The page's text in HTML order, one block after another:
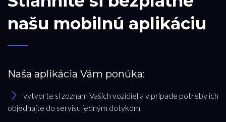
našu mobilnú aplikáciu
Naša aplikácia Vám ponúka:
vytvorte si zoznam Vašich vozidiel a v prípade potreby ich
objednajte do servisu jedným dotykom